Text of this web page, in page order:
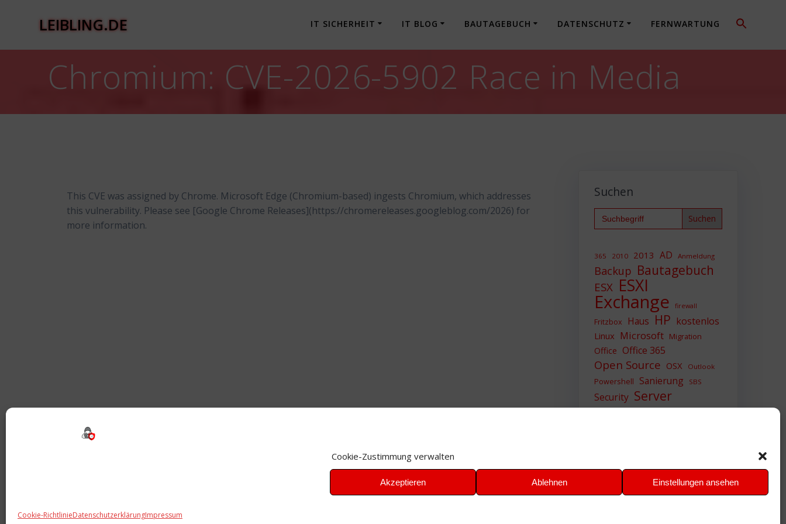
Cookie-Zustimmung verwalten
Akzeptieren Ablehnen Einstellungen ansehen
Cookie-RichtlinieDatenschutzerklärungImpressum
LEIBLING.DE IT SICHERHEIT IT BLOG BAUTAGEBUCH DATENSCHUTZ FERNWARTUNG
Chromium: CVE-2026-5902 Race in Media
This CVE was assigned by Chrome. Microsoft Edge (Chromium-based) ingests Chromium, which addresses
this vulnerability. Please see [Google Chrome Releases](https://chromereleases.googleblog.com/2026) for
more information.
Suchen
Search
for:
365 2010 2013 AD Anmeldung
Backup Bautagebuch
ESX ESXI
Exchange firewall
Fritzbox Haus HP kostenlos
Linux Microsoft Migration
Office Office 365
Open Source OSX Outlook
Powershell Sanierung SBS
Security Server
Sicherheit SIEM
VMWare VPN WAZUH
Windows Zertifikat